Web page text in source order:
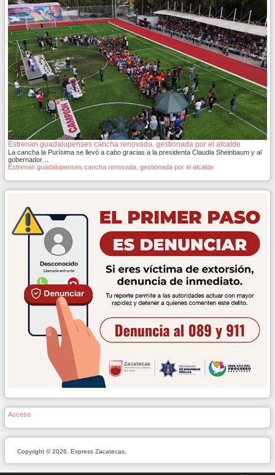
Estrenan guadalupenses cancha renovada, gestionada por el alcalde
La cancha la Purísima se llevó a cabo gracias a la presidenta Claudia Sheinbaum y al
gobernador…
Estrenan guadalupenses cancha renovada, gestionada por el alcalde
Acceso
Copyright © 2026. Express Zacatecas.